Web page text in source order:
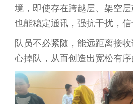
境，即使存在跨越层、架空层
也能稳定通讯，强抗干扰，信
队员不必紧随，能远距离接
心掉队，从而创造出宽松有序